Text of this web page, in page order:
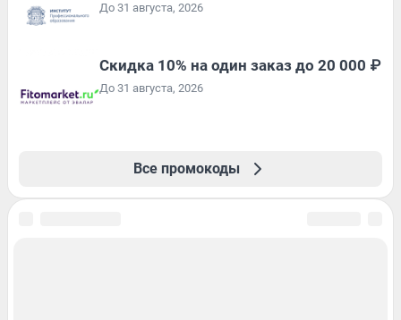
До 31 августа, 2026
Скидка 10% на один заказ до 20 000 ₽
До 31 августа, 2026
Все промокоды